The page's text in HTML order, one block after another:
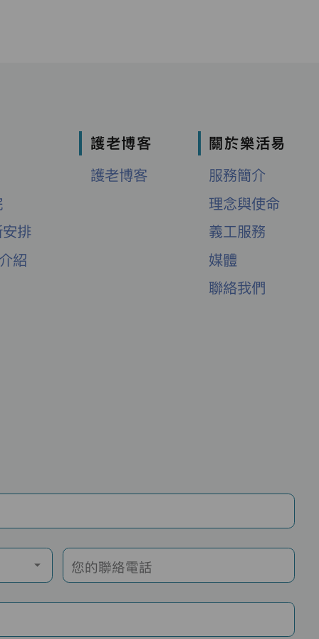
排
紹
護老博客
護老博客
關於樂活易
服務簡介
理念與使命
義工服務
媒體
聯絡我們
您的聯絡電話